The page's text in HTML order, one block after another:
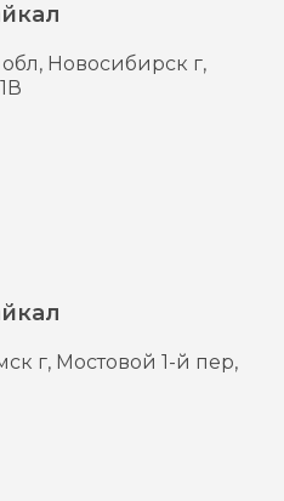
Новосибирск г,
г, Мостовой 1-й пер,